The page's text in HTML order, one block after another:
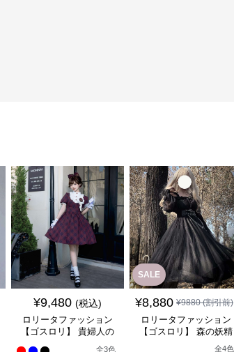
¥9,480 (税込)
ロリータファッション
【ゴスロリ】 貴婦人の
優雅なティータイムドレ
全3色
SALE
¥8,880 ¥9880(割引前)
ロリータファッション
【ゴスロリ】 森の妖精
風ゴシックロリータワン
全4色